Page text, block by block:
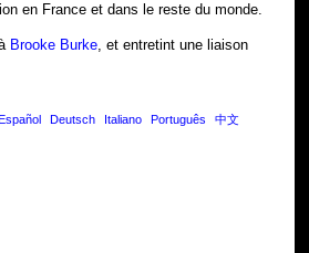
en France et dans le reste du monde.
Brooke Burke, et entretint une liaison
Español Deutsch Italiano Português 中文